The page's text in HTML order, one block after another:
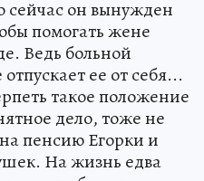
сейчас он вынужден
помогать жене
Ведь больной
ее от себя...
такое положение
дело, тоже не
пенсию Егорки и
На жизнь едва